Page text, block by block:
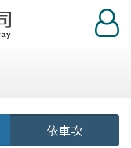
登
入
依車次